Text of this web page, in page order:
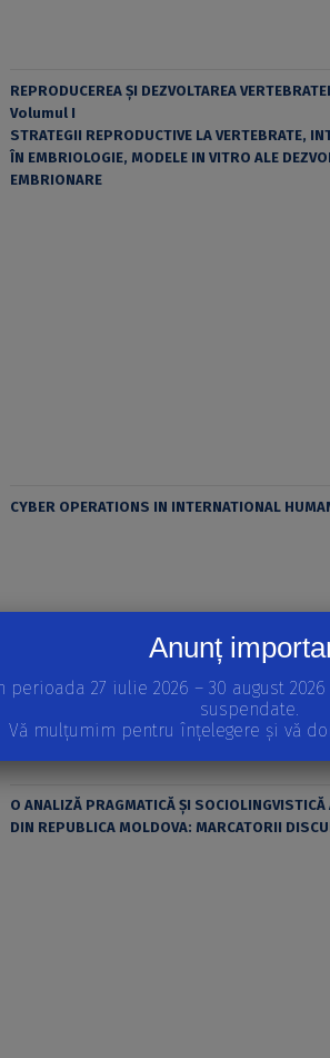
REPRODUCEREA ȘI DEZVOLTAREA
Volumul I
STRATEGII REPRODUCTIVE LA VERTEBRATE,
ÎN EMBRIOLOGIE, MODELE IN VITRO ALE
EMBRIONARE
CYBER OPERATIONS IN INTERNATIONAL
ȘTIINȚA MODERNĂ ȘI MATERIALISMUL
O ANALIZĂ PRAGMATICĂ ȘI SOCIOLINGVISTICĂ
DIN REPUBLICA MOLDOVA: MARCATORII
Anunț
perioada 27 iulie 2026 – 30 august
suspendate.
Vă mulțumim pentru înțelegere și vă